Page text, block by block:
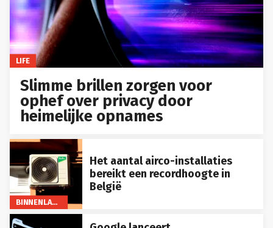
LIFE
Slimme brillen zorgen voor
ophef over privacy door
heimelijke opnames
BINNENLAND
Het aantal airco-installaties
bereikt een recordhoogte in
België